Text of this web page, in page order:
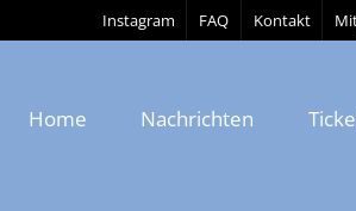
Instagram FAQ Kontakt
Home Nachrichten